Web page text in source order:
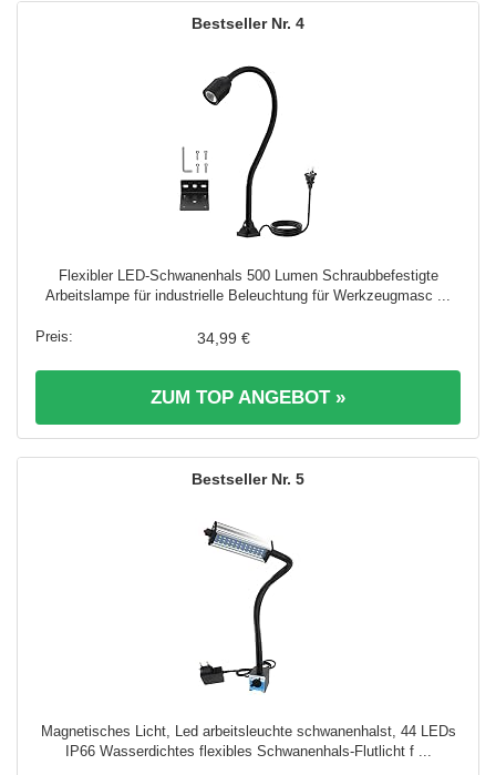
4
Flexibler LED-Schwanenhals 500 Lumen Schraubbefestigte
Arbeitslampe für industrielle Beleuchtung für Werkzeugmasc ...
34,99 €
ZUM TOP ANGEBOT »
5
Magnetisches Licht, Led arbeitsleuchte schwanenhalst, 44 LEDs
IP66 Wasserdichtes flexibles Schwanenhals-Flutlicht f ...